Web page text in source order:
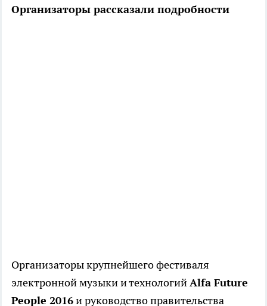
Организаторы рассказали подробности
Организаторы крупнейшего фестиваля
электронной музыки и технологийAlfa Future
People 2016и руководство правительства